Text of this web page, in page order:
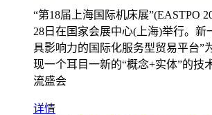
“第18届上海国际机床展”(EASTPO
28日在国家会展中心(上海)举行。新
具影响力的国际化服务型贸易平台”
现一个耳目一新的“概念+实体”的技
流盛会
详情